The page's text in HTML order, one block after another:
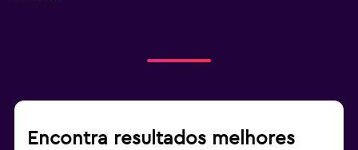
Encontra resultados melhores